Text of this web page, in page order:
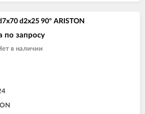
TX 23 MI
TX 27 MFFI
d2x25 90° ARISTON
по запросу
в наличии